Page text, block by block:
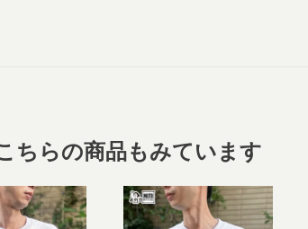
ちらの商品もみています